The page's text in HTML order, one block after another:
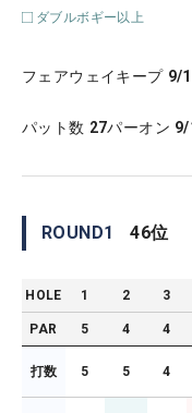
ダブルボギー以上
フェアウェイキープ 9/
パット数 27パーオン 9/
ROUND1 46位
HOLE 1 2 3
PAR 5 4 4
打数 5 5 4